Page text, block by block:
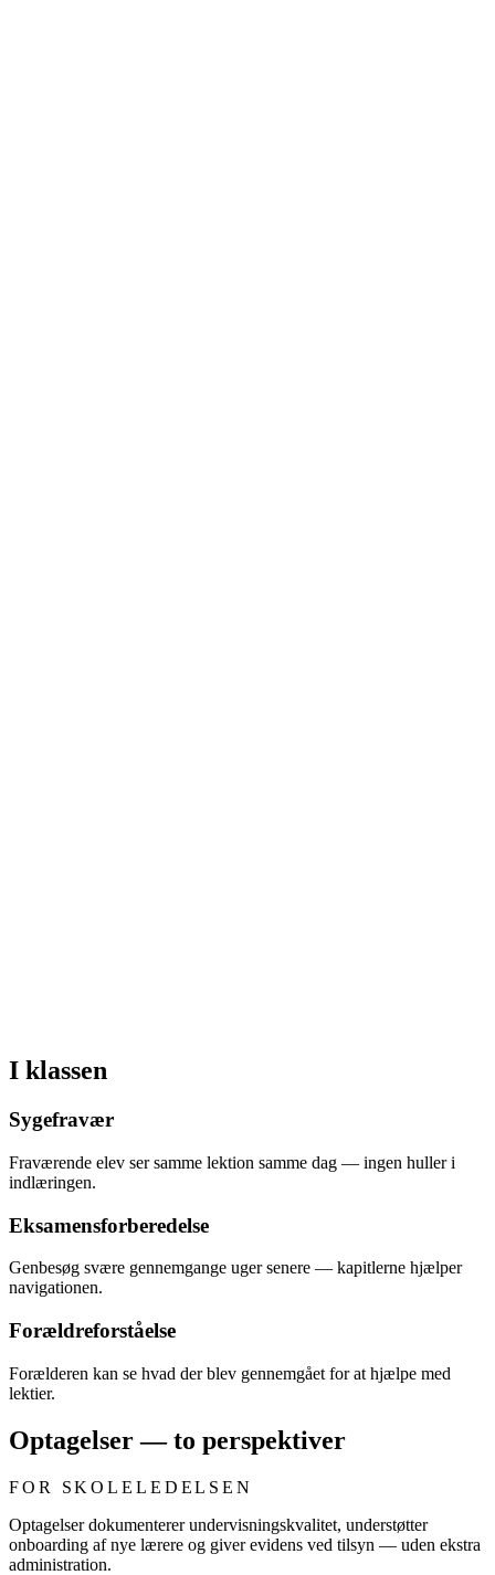
I klassen
Sygefravær
Fraværende elev ser samme lektion samme dag — ingen huller i
indlæringen.
Eksamensforberedelse
Genbesøg svære gennemgange uger senere — kapitlerne hjælper
navigationen.
Forældreforståelse
Forælderen kan se hvad der blev gennemgået for at hjælpe med
lektier.
Optagelser — to perspektiver
FOR SKOLELEDELSEN
Optagelser dokumenterer undervisningskvalitet, understøtter
onboarding af nye lærere og giver evidens ved tilsyn — uden ekstra
administration.